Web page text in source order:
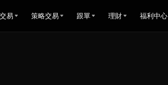
易 策略交易 跟單 理財 福利中心